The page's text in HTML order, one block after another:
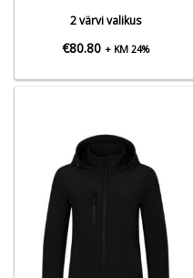
2 värvi valikus
€80.80 + KM 24%